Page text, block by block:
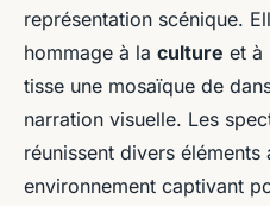
représentation scénique.
hommage à la culture et à
tisse une mosaïque de
narration visuelle. Les
réunissent divers
environnement captivant